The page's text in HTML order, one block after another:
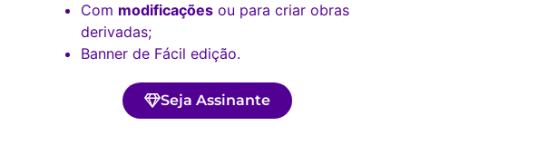
Com modificaçõesou para criar obras
derivadas;
Banner de Fácil edição.
Seja Assinante